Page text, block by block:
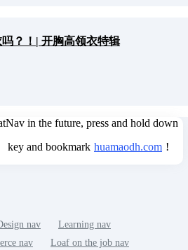
？！| 开胸高领衣特辑
in the future, press and hold down
key and bookmark huamaodh.com !
nav
Learning nav
nav
Loaf on the job nav